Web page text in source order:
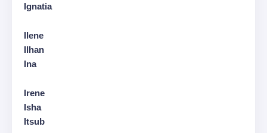
Ignatia
Ilene
Ilhan
Ina
Irene
Isha
Itsub